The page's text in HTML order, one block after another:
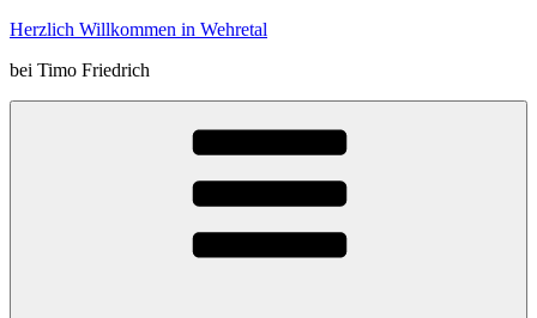
Zum
springen
Herzlich Willkommen in Wehretal
bei Timo Friedrich